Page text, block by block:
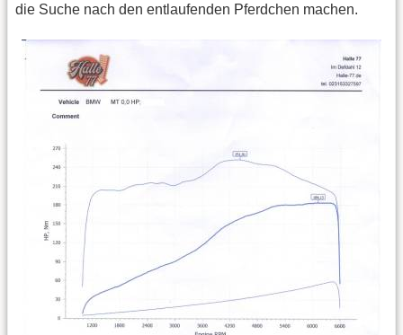
die Suche nach den entlaufenden Pferdchen machen.